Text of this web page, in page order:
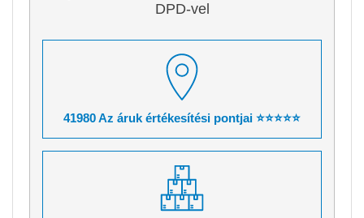
DPD-vel
41980 Az áruk értékesítési pontjai ⭐⭐⭐⭐⭐